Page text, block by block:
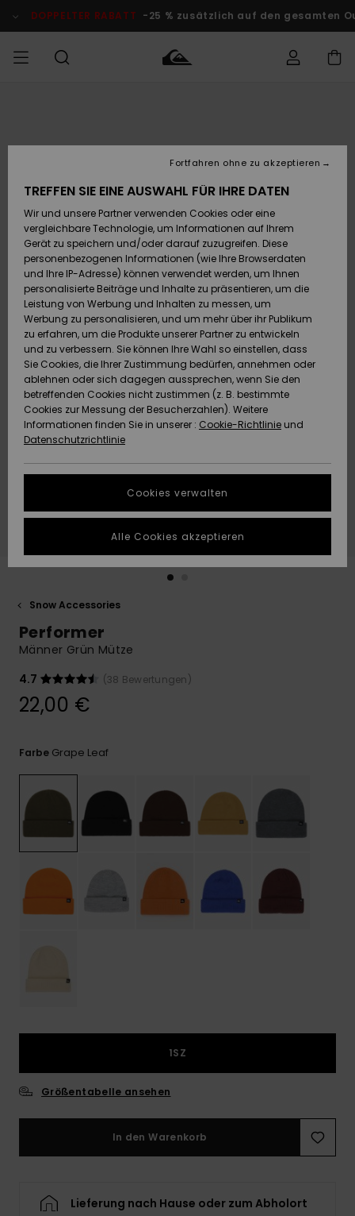
Produktinformation
DOPPELTER RABATT -25 % zusätzlich auf den gesamten
Accessoires
Schuhe&
Flip-Flops
Surf
Snow
Brandneu
Highlights
Accessoires
Schuhe&
Flip-Flops
Surf
Snow
Brandneu
Highlights
FRAUEN
Brandneu
Highlights
Snow
SURF
Kinder
Highlights
Community
SNOW
Snow Shop
Kinder
Snow Shop
Damen
Highlights
Community
DOPPELTER
RABATT
KINDER
Outlet
Frauen
HILFE & KONTAKT
Retouren
Bezahlung
Geschenkkarte
Quiksilver
Freedom
Datenschutz
Starten Sie eine
um die
schnellste
Antwort auf Ihre
erhalten.
die häufigsten
Fragen sowie
NACHHALTIGKEIT
SHOPS
QUIKSILVER APP
WUNSCHLISTE
Snow Accessories
Performer
Männer Grün Mütze
4.7
(38 Bewertungen)
22,00 €
Farbe Grape Leaf
1SZ
Größentabelle ansehen
In den Warenkorb
Lieferung nach Hause oder zum Abholort
TREFFEN SIE EINE AUSWAHL FÜR IHRE DATEN
Wir und unsere Partner verwenden Cookies oder eine
vergleichbare Technologie, um Informationen auf Ihrem
Gerät zu speichern und/oder darauf zuzugreifen. Diese
personenbezogenen Informationen (wie Ihre Browserdaten
und Ihre IP-Adresse) können verwendet werden, um Ihnen
personalisierte Beiträge und Inhalte zu präsentieren, um die
Leistung von Werbung und Inhalten zu messen, um
Werbung zu personalisieren, und um mehr über ihr Publikum
zu erfahren, um die Produkte unserer Partner zu entwickeln
und zu verbessern. Sie können Ihre Wahl so einstellen, dass
Sie Cookies, die Ihrer Zustimmung bedürfen, annehmen oder
ablehnen oder sich dagegen aussprechen, wenn Sie den
betreffenden Cookies nicht zustimmen (z. B. bestimmte
Cookies zur Messung der Besucherzahlen). Weitere
Informationen finden Sie in unserer : Cookie-Richtlinie und
Datenschutzrichtlinie
Cookies verwalten
Fortfahren ohne zu akzeptieren
Alle Cookies akzeptieren